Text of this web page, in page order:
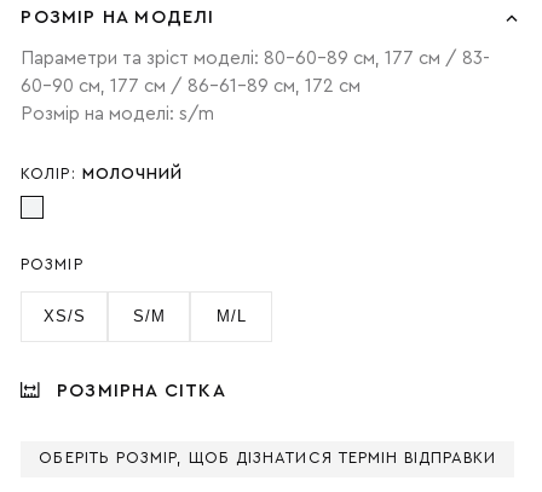
РОЗМІР НА МОДЕЛІ
Параметри та зріст моделі: 80-60-89 см, 177 см / 83-
60-90 см, 177 см / 86-61-89 см, 172 см
Розмір на моделі: s/m
КОЛІР: МОЛОЧНИЙ
РОЗМІР
XS/S S/M M/L
РОЗМІРНА СІТКА
ОБЕРІТЬ РОЗМІР, ЩОБ ДІЗНАТИСЯ ТЕРМІН ВІДПРАВКИ